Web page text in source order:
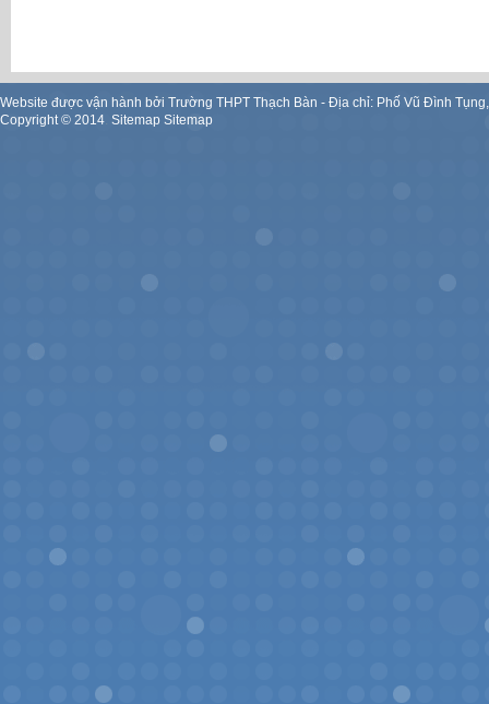
Website được vận hành bởi Trường THPT Thạch Bàn - Địa chỉ: Phố Vũ Đình
Copyright © 2014 Sitemap Sitemap